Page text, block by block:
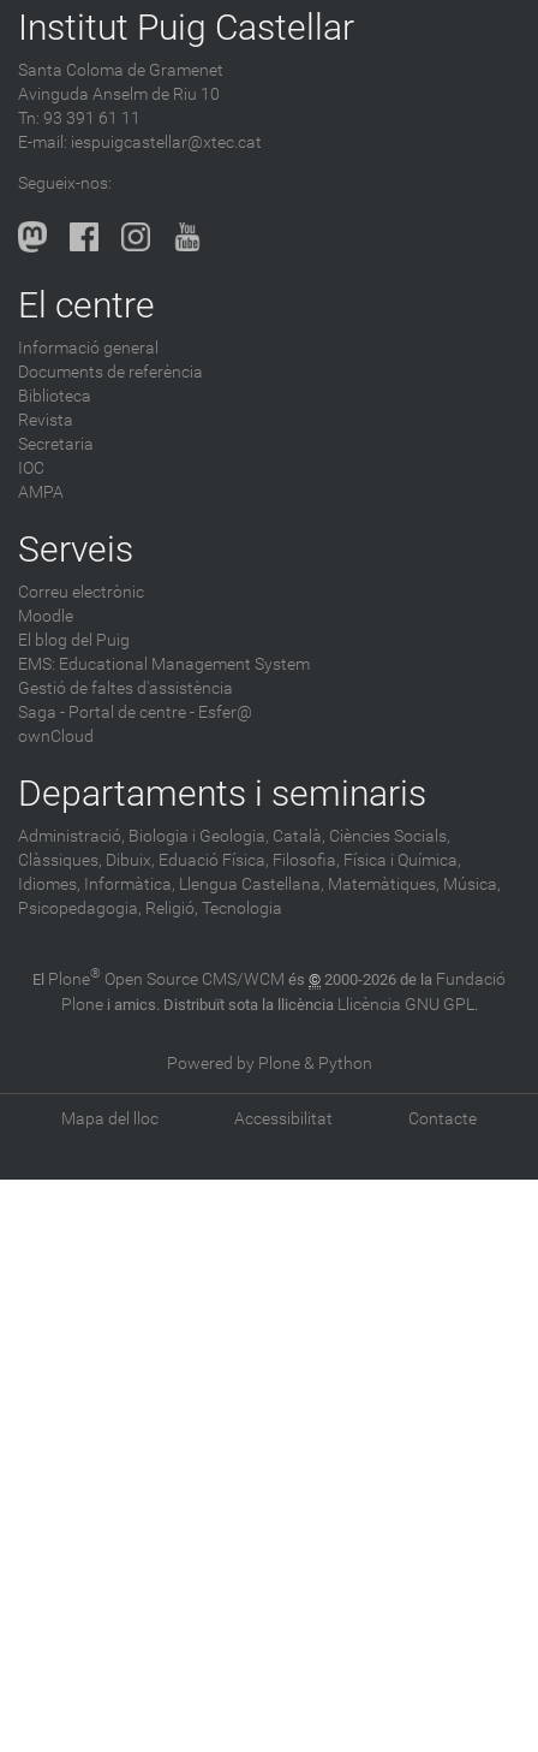
a
e
s
a
b
l
o
-
Institut Puig Castellar
Santa Coloma de Gramenet
Avinguda Anselm de Riu 10
Tn: 93 391 61 11
E-mail: iespuigcastellar@xtec.cat
Segueix-nos:
El centre
Informació general
Documents de referència
Biblioteca
Revista
Secretaria
IOC
AMPA
Serveis
Correu electrònic
Moodle
El blog del Puig
EMS: Educational Management System
Gestió de faltes d'assistència
Saga - Portal de centre - Esfer@
ownCloud
Departaments i seminaris
Administració, Biologia i Geologia, Català, Ciències Socials,
Clàssiques, Dibuix, Eduació Física, Filosofia, Física i Química,
Idiomes, Informàtica, Llengua Castellana, Matemàtiques, Música,
Psicopedagogia, Religió, Tecnologia
El Plone® Open Source CMS/WCM és © 2000-2026 de la Fundació
Plonei amics. Distribuït sota la llicència Llicència GNU GPL.
Powered by Plone & Python
Mapa del lloc Accessibilitat Contacte